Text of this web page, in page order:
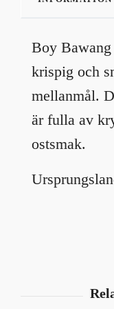
Boy
krispig och
mellanmål.
är fulla av
ostsmak.